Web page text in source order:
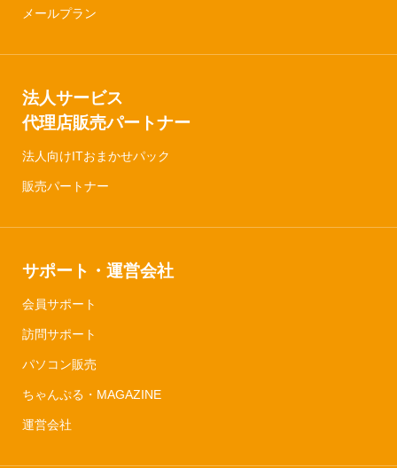
メールプラン
法人サービス
代理店販売パートナー
法人向けITおまかせパック
販売パートナー
サポート・運営会社
会員サポート
訪問サポート
パソコン販売
ちゃんぷる・MAGAZINE
運営会社